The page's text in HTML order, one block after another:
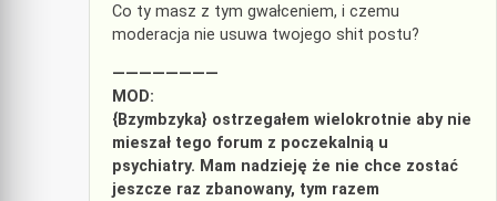
Co ty masz z tym gwałceniem, i czemu
moderacja nie usuwa twojego shit postu?
————————
MOD:
{Bzymbzyka} ostrzegałem wielokrotnie aby nie
mieszał tego forum z poczekalnią u
psychiatry. Mam nadzieję że nie chce zostać
jeszcze raz zbanowany, tym razem